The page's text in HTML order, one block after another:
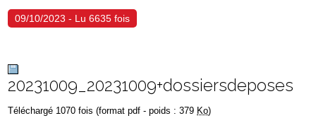
09/10/2023 - Lu 6635 fois
20231009_20231009+dossiersdeposes
Téléchargé 1070 fois (format pdf - poids : 379 Ko)